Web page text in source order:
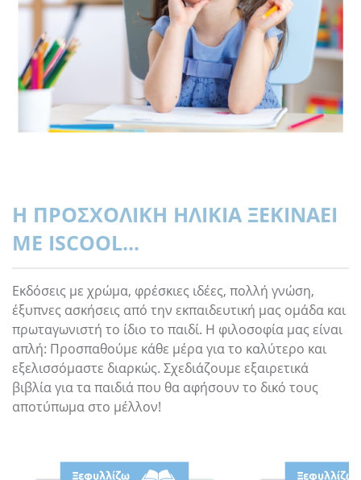
Η ΠΡΟΣΧΟΛΙΚΗ ΗΛΙΚΙΑ ΞΕΚΙΝΑΕΙ
ΜΕ ISCOOL...
Εκδόσεις με χρώμα, φρέσκιες ιδέες, πολλή γνώση,
έξυπνες ασκήσεις από την εκπαιδευτική μας ομάδα και
πρωταγωνιστή το ίδιο το παιδί. Η φιλοσοφία μας είναι
απλή: Προσπαθούμε κάθε μέρα για το καλύτερο και
εξελισσόμαστε διαρκώς. Σχεδιάζουμε εξαιρετικά
βιβλία για τα παιδιά που θα αφήσουν το δικό τους
αποτύπωμα στο μέλλον!